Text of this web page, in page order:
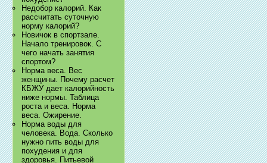
Недобор калорий. Как
рассчитать суточную
норму калорий?
Новичок в спортзале.
Начало тренировок. С
чего начать занятия
спортом?
Норма веса. Вес
женщины. Почему расчет
КБЖУ дает калорийность
ниже нормы. Таблица
роста и веса. Норма
веса. Ожирение.
Норма воды для
человека. Вода. Сколько
нужно пить воды для
похудения и для
здоровья. Питьевой